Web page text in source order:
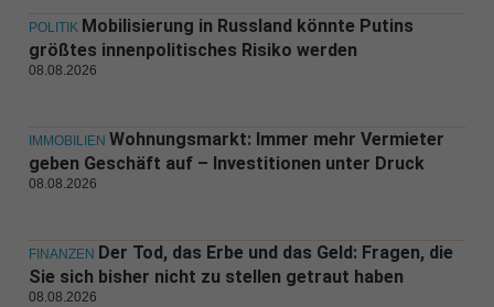
POLITIK Mobilisierung in Russland könnte Putins
größtes innenpolitisches Risiko werden
08.08.2026
IMMOBILIEN Wohnungsmarkt: Immer mehr Vermieter
geben Geschäft auf – Investitionen unter Druck
08.08.2026
FINANZEN Der Tod, das Erbe und das Geld: Fragen, die
Sie sich bisher nicht zu stellen getraut haben
08.08.2026